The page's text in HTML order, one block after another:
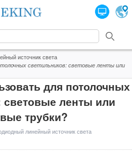
источник света
светильников: световые ленты или
для потолочных
световые ленты или
трубки?
линейный источник света